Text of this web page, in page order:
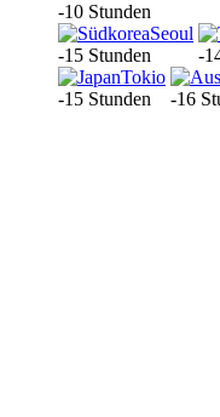
-10 Stunden
Seoul
-15 Stunden
-
Tokio
-15 Stunden
-16